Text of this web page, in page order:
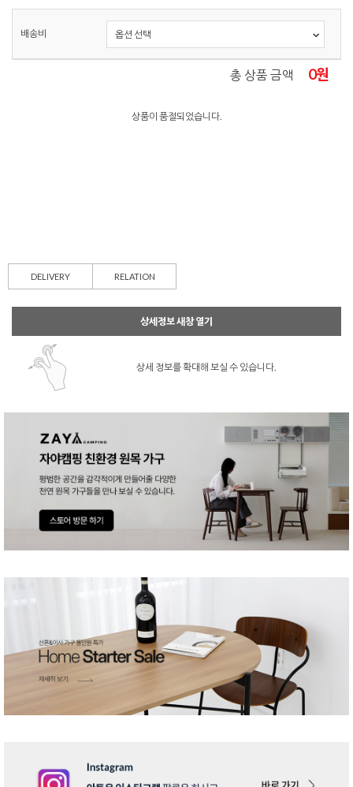
배송비
총 상품 금액 0원
상품이 품절되었습니다.
DELIVERY RELATION
상세정보 새창 열기
상세 정보를 확대해 보실 수 있습니다.